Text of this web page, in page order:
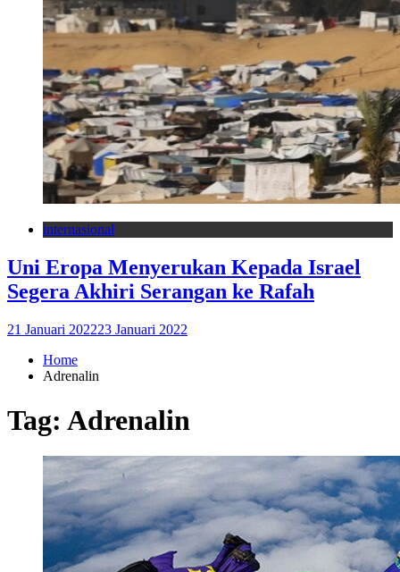
internasional
Uni Eropa Menyerukan Kepada Israel
Segera Akhiri Serangan ke Rafah
21 Januari 202223 Januari 2022
Home
Adrenalin
Tag: Adrenalin